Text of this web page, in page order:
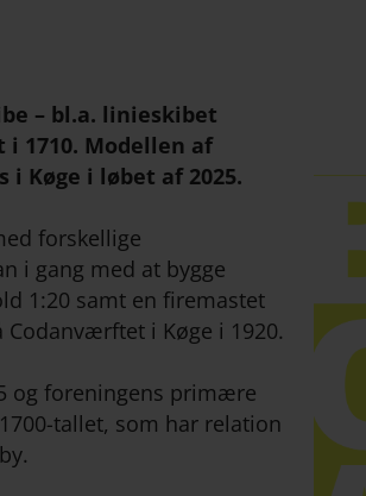
– bl.a. linieskibet
i 1710. Modellen af
Køge i løbet af 2025.
forskellige
i gang med at bygge
1:20 samt en firemastet
Codanværftet i Køge i 1920.
og foreningens primære
tallet, som har relation